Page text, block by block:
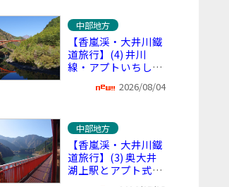
中部地方
【香嵐渓・大井川鐵
道旅行】(4) 井川
線・アプトいちしろ
然の渓谷から里山や
2026/08/04
中部地方
【香嵐渓・大井川鐵
道旅行】(3) 奥大井
湖上駅とアプト式区